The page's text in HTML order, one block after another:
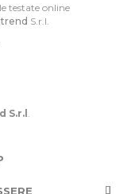
testate online
S.r.l.
S.r.l .